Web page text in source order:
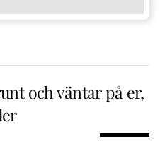
och väntar på er,